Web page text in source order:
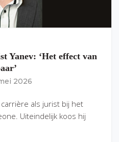
Yanev: ‘Het effect van
2026
carrière als jurist bij het
Uiteindelijk koos hij